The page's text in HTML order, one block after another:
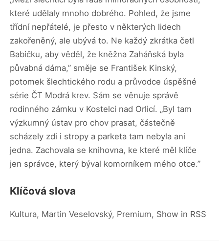
které udělaly mnoho dobrého. Pohled, že jsme
třídní nepřátelé, je přesto v některých lidech
zakořeněný, ale ubývá to. Ne každý zkrátka četl
Babičku, aby věděl, že kněžna Zaháňská byla
půvabná dáma,” směje se František Kinský,
potomek šlechtického rodu a průvodce úspěšné
série ČT Modrá krev. Sám se věnuje správě
rodinného zámku v Kostelci nad Orlicí. „Byl tam
výzkumný ústav pro chov prasat, částečně
scházely zdi i stropy a parketa tam nebyla ani
jedna. Zachovala se knihovna, ke které měl klíče
jen správce, který býval komorníkem mého otce.”
Klíčová slova
Kultura, Martin Veselovský, Premium, Show in RSS